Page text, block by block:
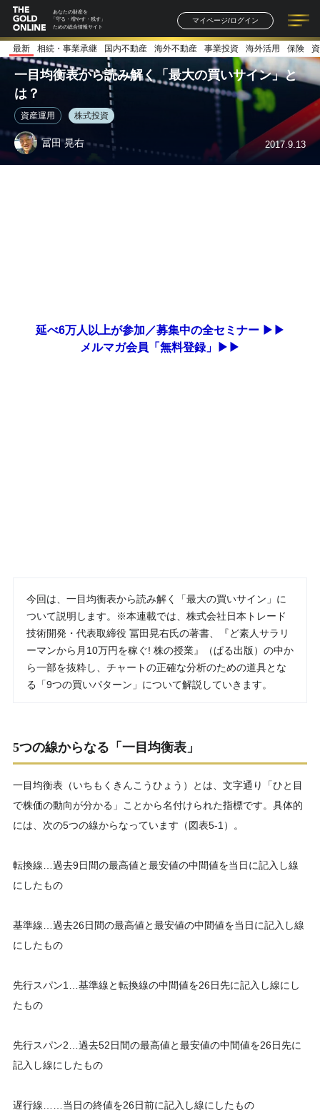
あなたの財産を
「守る・増やす・残す」
ための総合情報サイト
マイページ/ログイン
記事一覧 連載一覧
著者一覧 書籍一覧
最新 相続・事業承継 国内不動産 海外不動産 事業投資 海外活用 保険
一目均衡表から読み解く「最大の買いサイン」と
は？
資産運用 株式投資
冨田 晃右 2017.9.13
延べ6万人以上が参加／募集中の全セミナー ▶▶
メルマガ会員「無料登録」▶▶
今回は、一目均衡表から読み解く「最大の買いサイン」に
ついて説明します。※本連載では、株式会社日本トレード
技術開発・代表取締役 冨田晃右氏の著書、『ど素人サラリ
ーマンから月10万円を稼ぐ! 株の授業』（ぱる出版）の中か
ら一部を抜粋し、チャートの正確な分析のための道具とな
る「9つの買いパターン」について解説していきます。
5つの線からなる「一目均衡表」
一目均衡表（いちもくきんこうひょう）とは、文字通り「ひと目
で株価の動向が分かる」ことから名付けられた指標です。具体的
には、次の5つの線からなっています（図表5‐1）。
転換線…過去9日間の最高値と最安値の中間値を当日に記入し線
にしたもの
基準線…過去26日間の最高値と最安値の中間値を当日に記入し線
にしたもの
先行スパン1…基準線と転換線の中間値を26日先に記入し線にし
たもの
先行スパン2…過去52日間の最高値と最安値の中間値を26日先に
記入し線にしたもの
遅行線……当日の終値を26日前に記入し線にしたもの